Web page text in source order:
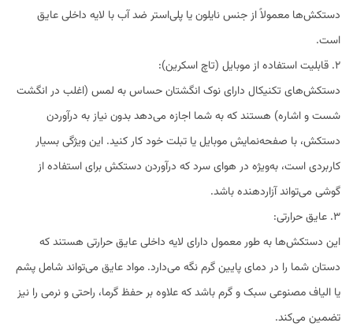
دستکش‌ها معمولاً از جنس نایلون یا پلی‌استر ضد آب با لایه داخلی عایق
است.
2. قابلیت استفاده از موبایل (تاچ اسکرین):
دستکش‌های تکنیکال دارای نوک انگشتان حساس به لمس (اغلب در انگشت
شست و اشاره) هستند که به شما اجازه می‌دهد بدون نیاز به درآوردن
دستکش، با صفحه‌نمایش موبایل یا تبلت خود کار کنید. این ویژگی بسیار
کاربردی است، به‌ویژه در هوای سرد که درآوردن دستکش برای استفاده از
گوشی می‌تواند آزاردهنده باشد.
3. عایق حرارتی:
این دستکش‌ها به طور معمول دارای لایه داخلی عایق حرارتی هستند که
دستان شما را در دمای پایین گرم نگه می‌دارد. مواد عایق می‌تواند شامل پشم
یا الیاف مصنوعی سبک و گرم باشد که علاوه بر حفظ گرما، راحتی و نرمی را نیز
تضمین می‌کند.